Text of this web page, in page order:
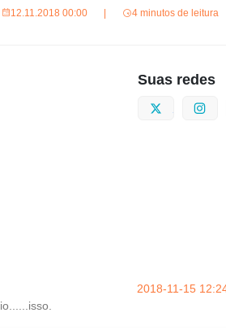
12.11.2018 00:00 4 minutos de leitura
Suas redes
Twitter
2018-11-15